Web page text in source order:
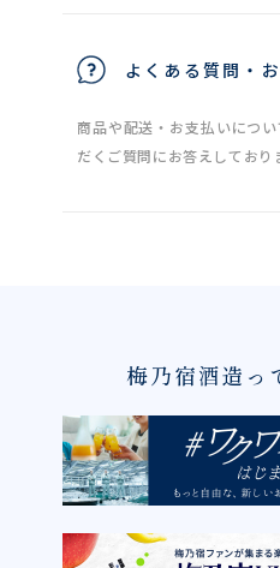
よくある質問・
商品や配送・お支払いにつ
だくご質問にお答えしており
梅乃宿酒造っ